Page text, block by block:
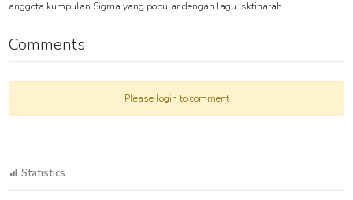
anggota kumpulan Sigma yang popular dengan lagu Isktiharah.
Comments
Please login to comment
Statistics